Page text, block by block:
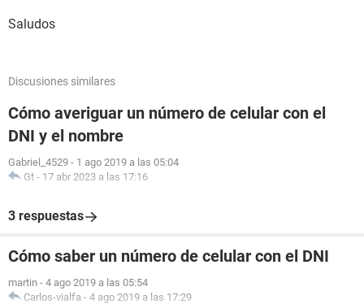
Saludos
Discusiones similares
Cómo averiguar un número de celular con el
DNI y el nombre
Gabriel_4529 - 1 ago 2019 a las 05:04
Gt - 17 abr 2023 a las 17:16
3 respuestas
Cómo saber un número de celular con el DNI
martin - 4 ago 2019 a las 05:54
Carlos-vialfa - 4 ago 2019 a las 17:29